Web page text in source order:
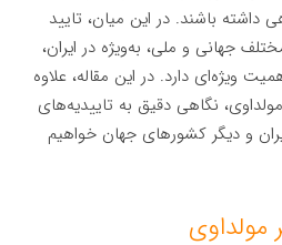
داشته باشند. در این میان، تایید
جهانی و ملی، به‌ویژه در ایران،
ویژه‌ای دارد. در این مقاله، علاوه
نگاهی دقیق به تاییدیه‌های
و دیگر کشورهای جهان خواهیم